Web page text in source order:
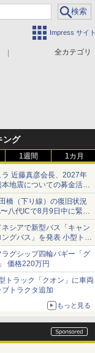
Impress サイト
全カテゴリ
ング
1週間 1カ月
近藤真彦会長、2027年
地震についての募金活動
橋（下り線）の復旧状況
八代ICで8月9日中に緊急
シアで新型バス「キャン
グバス」を発表 小型トラ
客輸送向けバス
グシップ四輪バギー「グ
価格220万円
トラック「クオン」に車両
トラクタ追加
もっと見る